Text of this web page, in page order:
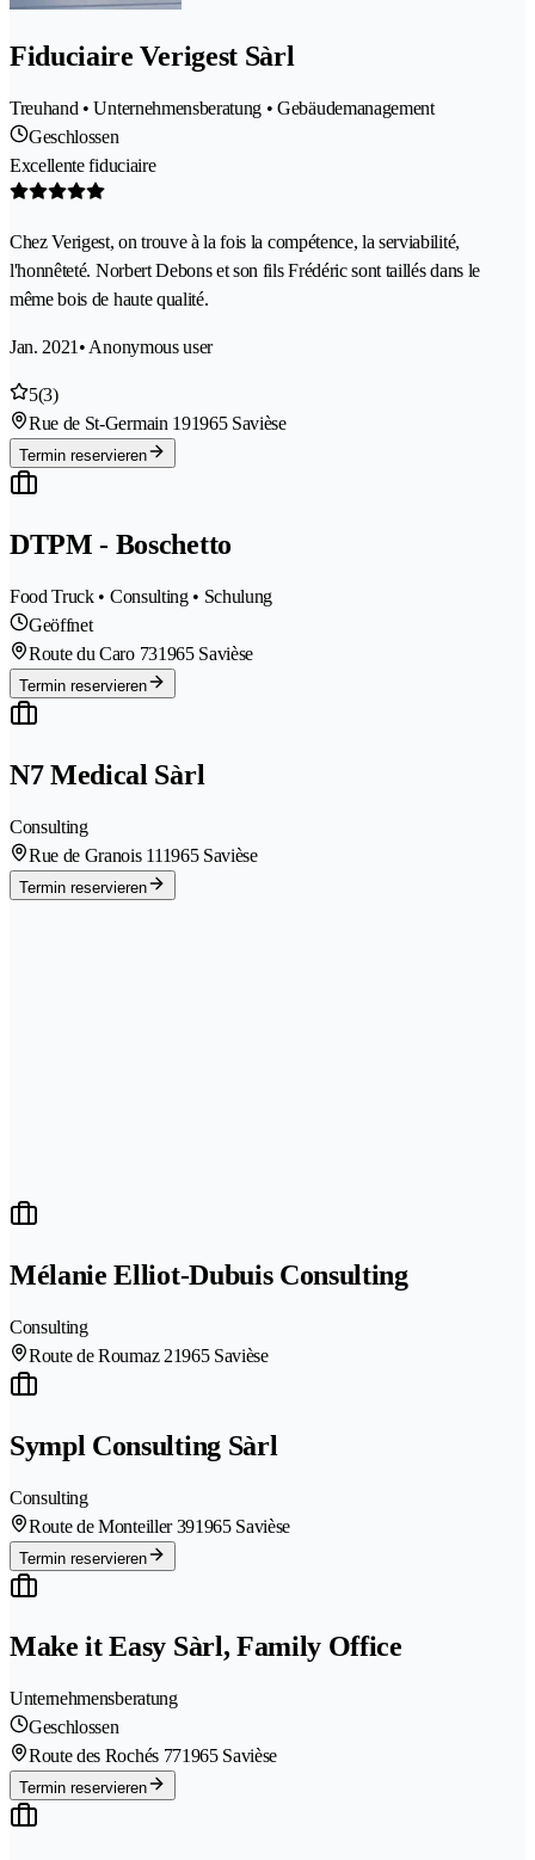
Fiduciaire Verigest Sàrl
Treuhand • Unternehmensberatung • Gebäudemanagement
Geschlossen
Excellente fiduciaire
Chez Verigest, on trouve à la fois la compétence, la serviabilité,
l'honnêteté. Norbert Debons et son fils Frédéric sont taillés dans le
même bois de haute qualité.
Jan. 2021 • Anonymous user
5(3)
Rue de St-Germain 191965 Savièse
Termin reservieren
DTPM - Boschetto
Food Truck • Consulting • Schulung
Geöffnet
Route du Caro 731965 Savièse
Termin reservieren
N7 Medical Sàrl
Consulting
Rue de Granois 111965 Savièse
Termin reservieren
Mélanie Elliot-Dubuis Consulting
Consulting
Route de Roumaz 21965 Savièse
Sympl Consulting Sàrl
Consulting
Route de Monteiller 391965 Savièse
Termin reservieren
Make it Easy Sàrl, Family Office
Unternehmensberatung
Geschlossen
Route des Rochés 771965 Savièse
Termin reservieren